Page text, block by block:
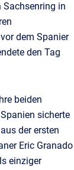
Sachsenring in
dem Spanier
den Tag
beiden
sicherte
der ersten
Eric Granado
einziger